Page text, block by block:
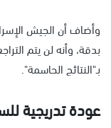
وأضاف أن الجيش
بدقة، وأنه لن يتم
بـ"النتائج الحاسمة".
عودة تدريجية